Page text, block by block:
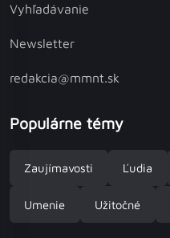
Vyhľadávanie
Newsletter
redakcia@mmnt.sk
Populárne témy
Zaujímavosti Ľudia
Umenie Užitočné